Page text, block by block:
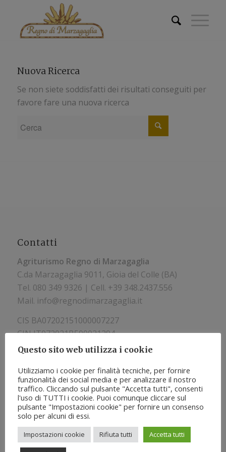
Nuova Ricerca
Se non siete soddisfatti dei risultati conseguiti per
favore fare una nuova ricerca
Contatti
Agriturismo Regno di Marzagaglia
C.da Marzagaglia 9011, Gioia del Colle (BA)
Tel. 080 349 9326 | Cell. +39 348.2437.556
Mail. info@regnodimarzagaglia.it
CIS BA07202151000007227
CIN IT072021B500021294
Questo sito web utilizza i cookie
Utilizziamo i cookie per finalità tecniche, per fornire
funzionalità dei social media e per analizzare il nostro
traffico. Cliccando sul pulsante "Accetta tutti", consenti
l'uso di TUTTI i cookie. Puoi comunque cliccare sul
pulsante "Impostazioni cookie" per fornire un consenso
solo per alcuni di essi.
Impostazioni cookie Rifiuta tutti Accetta tutti